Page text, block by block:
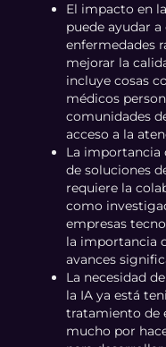
El impacto en
puede ayudar
enfermedades
mejorar la
incluye cosas
médicos
comunidades
acceso a la
La importancia
de soluciones
requiere la
como
empresas
la importancia
avances
La necesidad
la IA ya está
tratamiento de
mucho por